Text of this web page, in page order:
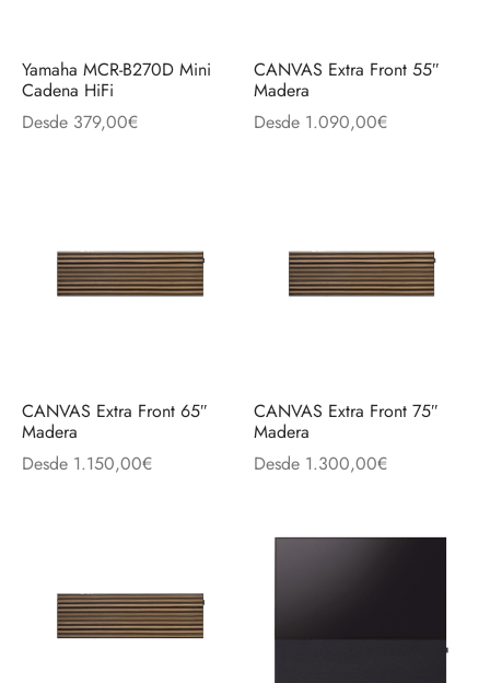
Yamaha MCR-B270D Mini
Cadena HiFi
Desde 379,00€
CANVAS Extra Front 55″
Madera
Desde 1.090,00€
CANVAS Extra Front 65″
Madera
Desde 1.150,00€
CANVAS Extra Front 75″
Madera
Desde 1.300,00€